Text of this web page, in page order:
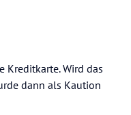
Kreditkarte. Wird das
dann als Kaution